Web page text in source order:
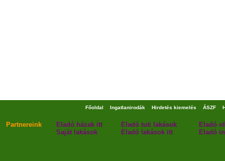
Főoldal Ingatlanirodák Hirdetés kiemelés ÁSZF
Partnereink Eladó házak itt Eladó tuti lakások
Eladó
Saját lakások
Eladó lakások itt Eladó